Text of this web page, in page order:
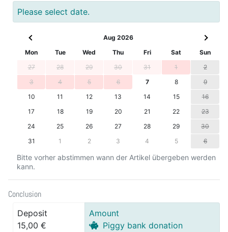
Please select date.
Aug 2026
Mon
Tue Wed Thu Fri Sat
Sun
27
28 29 30 31 1
2
3
4 5 6 7 8
9
10
11 12 13 14 15
16
17
18 19 20 21 22
23
24
25 26 27 28 29
30
31
1 2 3 4 5 6
Bitte vorher abstimmen wann der Artikel übergeben werden
kann.
Conclusion
Deposit
15,00 €
Amount
Piggy bank donation